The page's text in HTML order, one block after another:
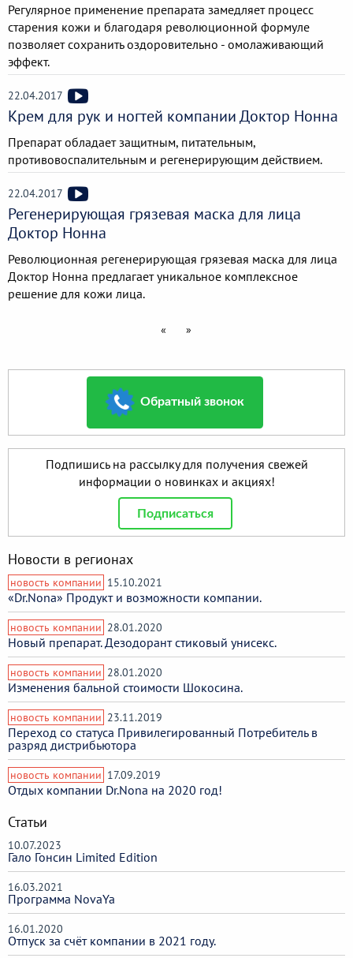
Регулярное применение препарата замедляет процесс
старения кожи и благодаря революционной формуле
позволяет сохранить оздоровительно - омолаживающий
эффект.
22.04.2017
Крем для рук и ногтей компании Доктор Нонна
Препарат обладает защитным, питательным,
противовоспалительным и регенерирующим действием.
22.04.2017
Регенерирующая грязевая маска для лица
Доктор Нонна
Революционная регенерирующая грязевая маска для лица
Доктор Нонна предлагает уникальное комплексное
решение для кожи лица.
« »
Обратный звонок
Подпишись на рассылку для получения свежей
информации о новинках и акциях!
Подписаться
Новости в регионах
новость компании 15.10.2021
«Dr.Nona» Продукт и возможности компании.
новость компании 28.01.2020
Новый препарат. Дезодорант стиковый унисекс.
новость компании 28.01.2020
Изменения бальной стоимости Шокосина.
новость компании 23.11.2019
Переход со статуса Привилегированный Потребитель в
разряд дистрибьютора
новость компании 17.09.2019
Отдых компании Dr.Nona на 2020 год!
Статьи
10.07.2023
Гало Гонсин Limited Edition
16.03.2021
Программа NovaYa
16.01.2020
Отпуск за счёт компании в 2021 году.